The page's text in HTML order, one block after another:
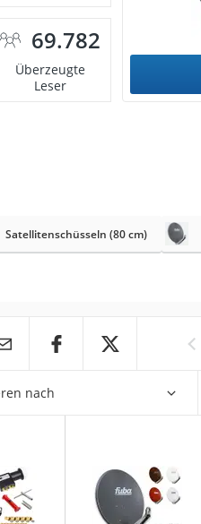
69.782
Überzeugte
Leser
Satellitenschüsseln (80 cm)
nach